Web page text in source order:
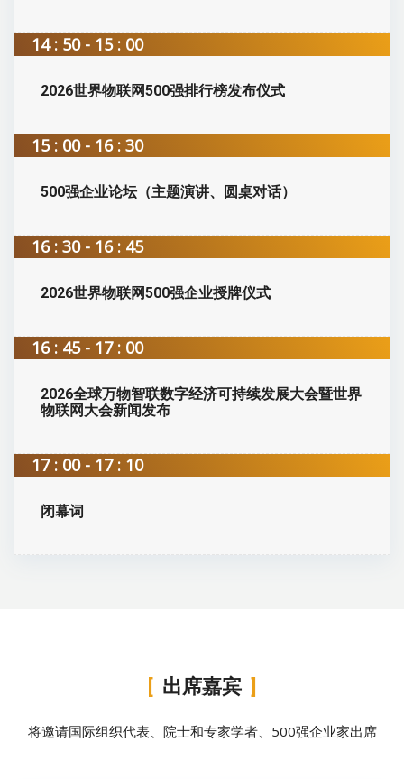
14 : 50 - 15 : 00
2026世界物联网500强排行榜发布仪式
15 : 00 - 16 : 30
500强企业论坛（主题演讲、圆桌对话）
16 : 30 - 16 : 45
2026世界物联网500强企业授牌仪式
16 : 45 - 17 : 00
2026全球万物智联数字经济可持续发展大会暨世界
物联网大会新闻发布
17 : 00 - 17 : 10
闭幕词
出席嘉宾
将邀请国际组织代表、院士和专家学者、500强企业家出席